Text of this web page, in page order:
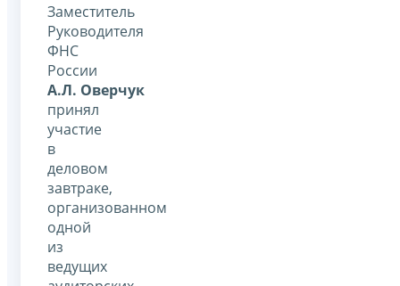
Заместитель
Руководителя
ФНС
России
А.Л. Оверчук
принял
участие
в
деловом
завтраке,
организованном
одной
из
ведущих